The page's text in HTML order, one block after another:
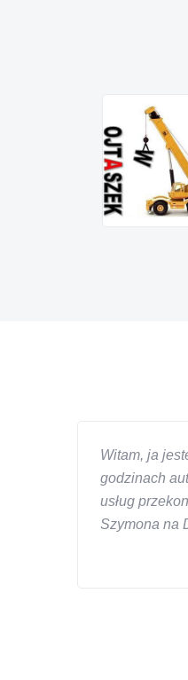
Witam, ja
godzinach
usług
Szymona na